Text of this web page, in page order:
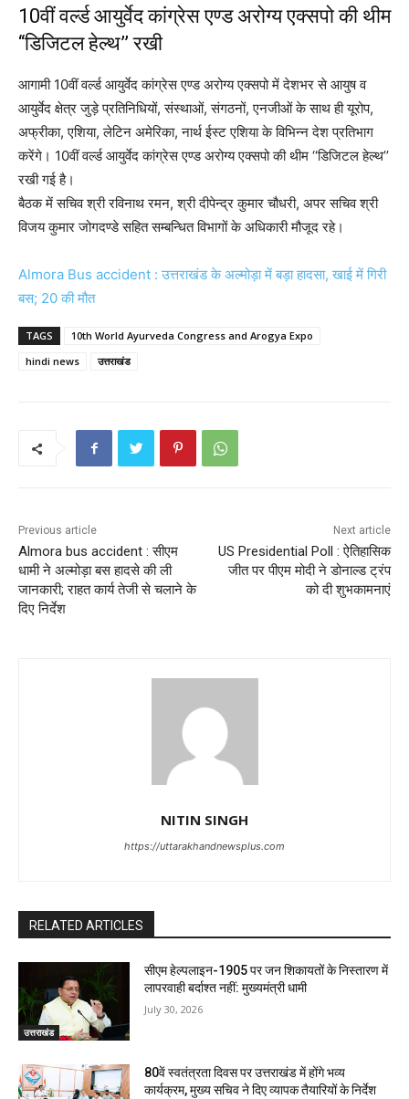
10वीं वर्ल्ड आयुर्वेद कांग्रेस एण्ड अरोग्य एक्सपो की थीम
‘‘डिजिटल हेल्थ’’ रखी
आगामी 10वीं वर्ल्ड आयुर्वेद कांग्रेस एण्ड अरोग्य एक्सपो में देशभर से आयुष व
आयुर्वेद क्षेत्र जुड़े प्रतिनिधियों, संस्थाओं, संगठनों, एनजीओं के साथ ही यूरोप,
अफ्रीका, एशिया, लेटिन अमेरिका, नार्थ ईस्ट एशिया के विभिन्न देश प्रतिभाग
करेंगे। 10वीं वर्ल्ड आयुर्वेद कांग्रेस एण्ड अरोग्य एक्सपो की थीम ‘‘डिजिटल हेल्थ’’
रखी गई है।
बैठक में सचिव श्री रविनाथ रमन, श्री दीपेन्द्र कुमार चौधरी, अपर सचिव श्री
विजय कुमार जोगदण्डे सहित सम्बन्धित विभागों के अधिकारी मौजूद रहे।
Almora Bus accident : उत्तराखंड के अल्मोड़ा में बड़ा हादसा, खाई में गिरी
बस; 20 की मौत
TAGS
10th World Ayurveda Congress and Arogya Expo
hindi news
उत्तराखंड
Previous article
Almora bus accident : सीएम
धामी ने अल्मोड़ा बस हादसे की ली
जानकारी; राहत कार्य तेजी से चलाने के
दिए निर्देश
Next article
US Presidential Poll : ऐतिहासिक
जीत पर पीएम मोदी ने डोनाल्ड ट्रंप
को दी शुभकामनाएं
NITIN SINGH
https://uttarakhandnewsplus.com
RELATED ARTICLES
उत्तराखंड
सीएम हेल्पलाइन-1905 पर जन शिकायतों के निस्तारण में
लापरवाही बर्दाश्त नहीं: मुख्यमंत्री धामी
July 30, 2026
80वें स्वतंत्रता दिवस पर उत्तराखंड में होंगे भव्य
कार्यक्रम, मुख्य सचिव ने दिए व्यापक तैयारियों के निर्देश